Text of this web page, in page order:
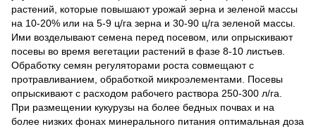
растений, которые повышают урожай зерна и зеленой массы
на 10-20% или на 5-9 ц/га зерна и 30-90 ц/га зеленой массы.
Ими возделывают семена перед посевом, или опрыскивают
посевы во время вегетации растений в фазе 8-10 листьев.
Обработку семян регуляторами роста совмещают с
протравливанием, обработкой микроэлементами. Посевы
опрыскивают с расходом рабочего раствора 250-300 л/га.
При размещении кукурузы на более бедных почвах и на
более низких фонах минерального питания оптимальная доза